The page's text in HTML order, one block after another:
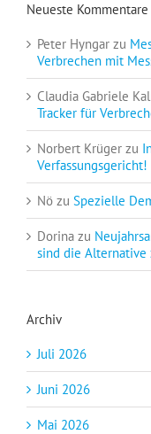
Neueste Kommentare
Peter Hyngar zu
Verbrechen mit
Claudia Gabriele
Tracker für
Norbert Krüger zu
Verfassungsgericht!
Nö zu Spezielle
Dorina zu
sind die Alternative
Archiv
Juli 2026
Juni 2026
Mai 2026